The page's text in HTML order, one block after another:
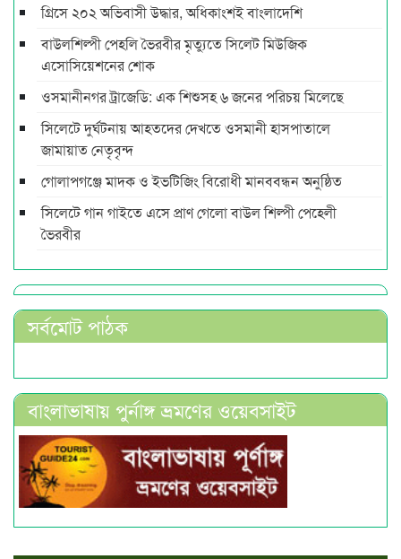
গ্রিসে ২০২ অভিবাসী উদ্ধার, অধিকাংশই বাংলাদেশি
বাউলশিল্পী পেহলি ভৈরবীর মৃত্যুতে সিলেট মিউজিক
এসোসিয়েশনের শোক
ওসমানীনগর ট্রাজেডি: এক শিশুসহ ৬ জনের পরিচয় মিলেছে
সিলেটে দুর্ঘটনায় আহতদের দেখতে ওসমানী হাসপাতালে
জামায়াত নেতৃবৃন্দ
গোলাপগঞ্জে মাদক ও ইভটিজিং বিরোধী মানববন্ধন অনুষ্ঠিত
সিলেটে গান গাইতে এসে প্রাণ গেলো বাউল শিল্পী পেহেলী
ভৈরবীর
সর্বমোট পাঠক
বাংলাভাষায় পুর্নাঙ্গ ভ্রমণের ওয়েবসাইট